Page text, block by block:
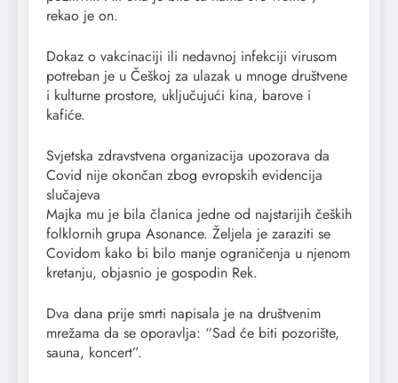
rekao je on.
Dokaz o vakcinaciji ili nedavnoj infekciji virusom
potreban je u Češkoj za ulazak u mnoge društvene
i kulturne prostore, uključujući kina, barove i
kafiće.
Svjetska zdravstvena organizacija upozorava da
Covid nije okončan zbog evropskih evidencija
slučajeva
Majka mu je bila članica jedne od najstarijih čeških
folklornih grupa Asonance. Željela je zaraziti se
Covidom kako bi bilo manje ograničenja u njenom
kretanju, objasnio je gospodin Rek.
Dva dana prije smrti napisala je na društvenim
mrežama da se oporavlja: “Sad će biti pozorište,
sauna, koncert”.